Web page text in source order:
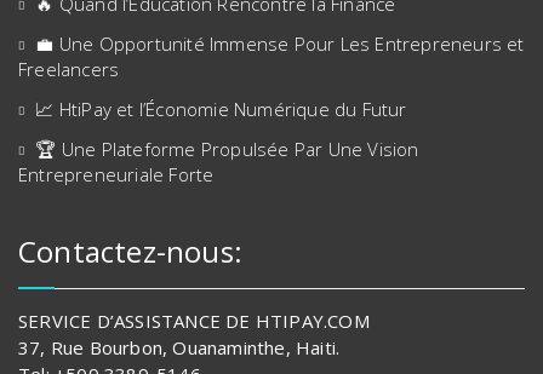
💼 Une Opportunité Immense Pour Les Entrepreneurs et
Freelancers
📈 HtiPay et l’Économie Numérique du Futur
🏆 Une Plateforme Propulsée Par Une Vision
Entrepreneuriale Forte
Contactez-nous:
SERVICE D’ASSISTANCE DE HTIPAY.COM
37, Rue Bourbon, Ouanaminthe, Haiti.